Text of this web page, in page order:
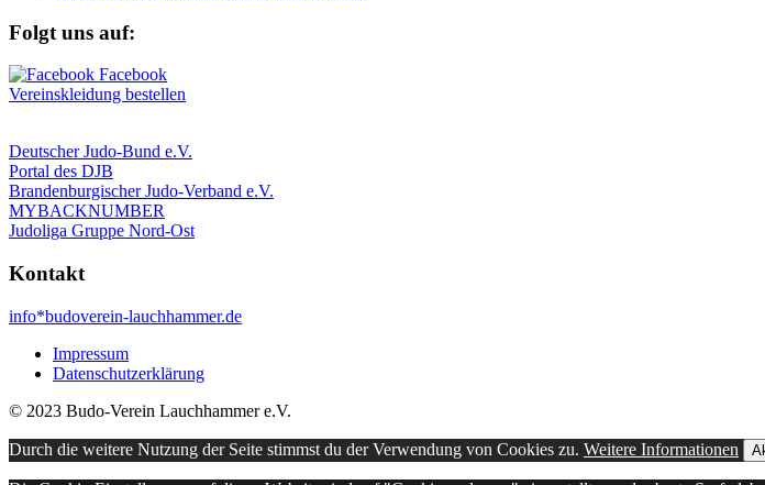
Folgt uns auf:
Vereinskleidung bestellen
Deutscher Judo-Bund e.V.
Portal des DJB
Brandenburgischer Judo-Verband e.V.
MYBACKNUMBER
Judoliga Gruppe Nord-Ost
Kontakt
info*budoverein-lauchhammer.de
Impressum
Datenschutzerklärung
© 2023 Budo-Verein Lauchhammer e.V.
Durch die weitere Nutzung der Seite stimmst du der Verwendung von Cookies zu. Weitere Informationen